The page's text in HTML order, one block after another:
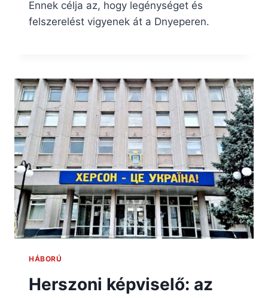
Ennek célja az, hogy legénységet és
felszerelést vigyenek át a Dnyeperen.
HÁBORÚ
Herszoni képviselő: az